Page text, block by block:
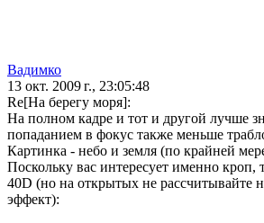
Вадимко
13 окт. 2009 г., 23:05:48
Re[На берегу моря]:
На полном кадре и тот и другой лучше
попаданием в фокус также меньше
Картинка - небо и земля (по крайней
Поскольку вас интересует именно кроп,
40D (но на открытых не рассчитывайте
эффект):